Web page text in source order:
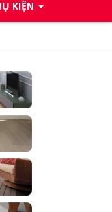
KIỆN